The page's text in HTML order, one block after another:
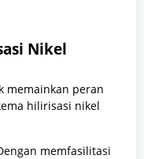
Nikel
memainkan peran
hilirisasi nikel
memfasilitasi